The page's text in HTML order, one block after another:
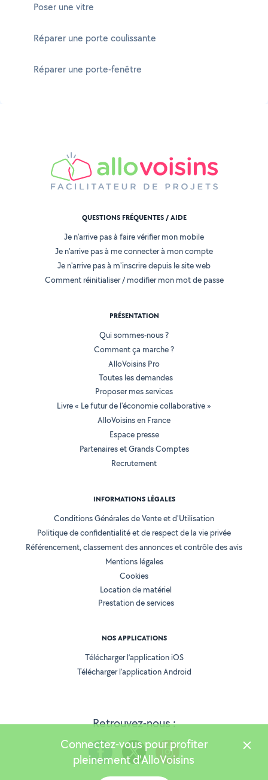
Poser une vitre
Réparer une porte coulissante
Réparer une porte-fenêtre
Retrouvez-nous :
QUESTIONS FRÉQUENTES / AIDE
Je n'arrive pas à faire vérifier mon mobile
Je n'arrive pas à me connecter à mon compte
Je n'arrive pas à m'inscrire depuis le site web
Comment réinitialiser / modifier mon mot de passe
PRÉSENTATION
Qui sommes-nous ?
Comment ça marche ?
AlloVoisins Pro
Toutes les demandes
Proposer mes services
Livre « Le futur de l'économie collaborative »
AlloVoisins en France
Espace presse
Partenaires et Grands Comptes
Recrutement
INFORMATIONS LÉGALES
Conditions Générales de Vente et d'Utilisation
Politique de confidentialité et de respect de la vie privée
Référencement, classement des annonces et contrôle des avis
Mentions légales
Cookies
Location de matériel
Prestation de services
NOS APPLICATIONS
Télécharger l’application iOS
Télécharger l’application Android
Connectez-vous pour profiter
pleinement d'AlloVoisins